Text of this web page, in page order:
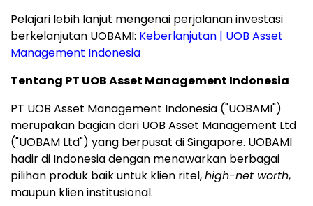
Pelajari lebih lanjut mengenai perjalanan investasi
berkelanjutan UOBAMI: Keberlanjutan | UOB Asset
Management Indonesia
Tentang PT UOB Asset Management Indonesia
PT UOB Asset Management Indonesia ("UOBAMI")
merupakan bagian dari UOB Asset Management Ltd
("UOBAM Ltd") yang berpusat diSingapore. UOBAMI
hadir di Indonesiadengan menawarkan berbagai
pilihan produk baik untuk klien ritel,high-net worth,
maupun klien institusional.